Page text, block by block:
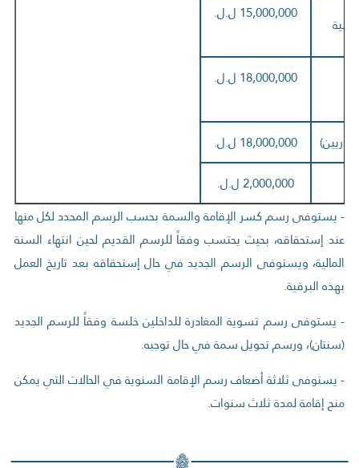
15,000,000 ل.ل.
18,000,000 ل.ل.
18,000,000 ل.ل.
2,000,000 ل.ل.
- يستوفى رسم كسر الإقامة والسمة بحسب الرسم المحدد لكل منها
عند إستحقاقه، بحيث يحتسب وفقاً للرسم القديم لحين انتهاء السنة
المالية، ويستوفى الرسم الجديد في حال إستحقاقه بعد تاريخ العمل
بهذه البرقية.
- يستوفى رسم تسوية المغادرة للداخلين خلسة وفقاً للرسم الجديد
(سنتان)، ورسم تحويل سمة في حال توجبه.
- يستوفى ثلاثة أضعاف رسم الإقامة السنوية في الحالات التي يمكن
منح إقامة لمدة ثلاث سنوات.